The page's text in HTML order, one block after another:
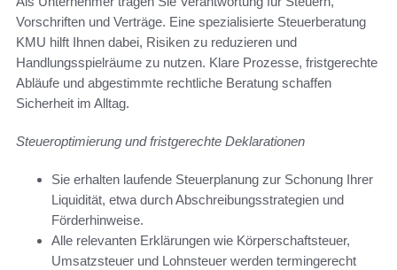
Vorschriften und Verträge. Eine spezialisierte Steuerberatung
KMU hilft Ihnen dabei, Risiken zu reduzieren und
Handlungsspielräume zu nutzen. Klare Prozesse, fristgerechte
Abläufe und abgestimmte rechtliche Beratung schaffen
Sicherheit im Alltag.
Steueroptimierung und fristgerechte Deklarationen
Sie erhalten laufende Steuerplanung zur Schonung Ihrer
Liquidität, etwa durch Abschreibungsstrategien und
Förderhinweise.
Alle relevanten Erklärungen wie Körperschaftsteuer,
Umsatzsteuer und Lohnsteuer werden termingerecht